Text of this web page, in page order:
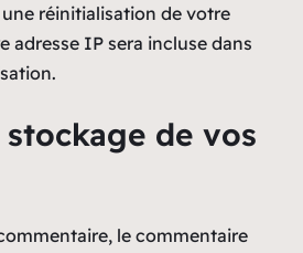
réinitialisation de votre
adresse IP sera incluse dans
stockage de vos
le commentaire